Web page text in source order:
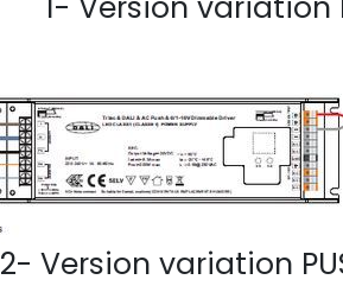
2- Version variation